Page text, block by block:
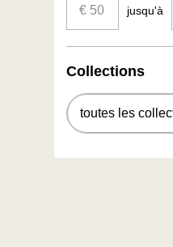
jusqu'à
Collections